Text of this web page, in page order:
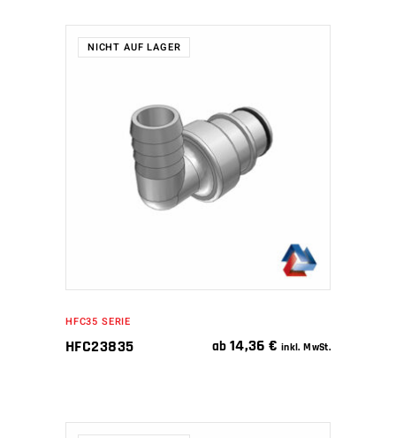
NICHT AUF LAGER
WEITERLESEN
HFC35 SERIE
HFC23835 ab 14,36€ inkl. MwSt.